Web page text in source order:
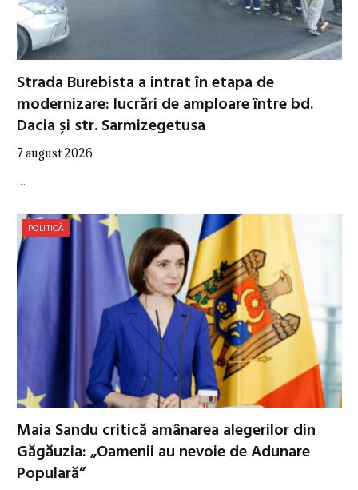
Strada Burebista a intrat în etapa de
modernizare: lucrări de amploare între bd.
Dacia și str. Sarmizegetusa
7 august 2026
…
POLITICĂ
Maia Sandu critică amânarea alegerilor din
Găgăuzia: „Oamenii au nevoie de Adunare
Populară”